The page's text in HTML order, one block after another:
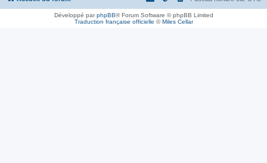
Développé parphpBB® Forum Software © phpBB Limited
Traduction française officielle ©Miles Cellar